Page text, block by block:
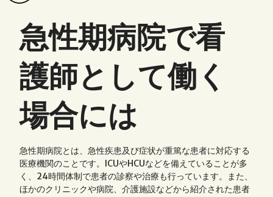
on:
on:
急性期病院で看
護師として働く
場合には
急性期病院とは、急性疾患及び症状が重篤な患者に対応する
医療機関のことです。ICUやHCUなどを備えていることが多
く、24時間体制で患者の診察や治療も行っています。また、
ほかのクリニックや病院、介護施設などから紹介された患者